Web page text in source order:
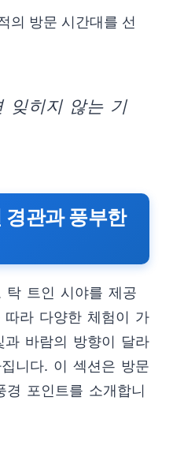
의 방문 시간대를 선
잊히지 않는 기
경관과 풍부한
탁 트인 시야를 제공
라 다양한 체험이 가
과 바람의 방향이 달라
니다. 이 섹션은 방문
포인트를 소개합니